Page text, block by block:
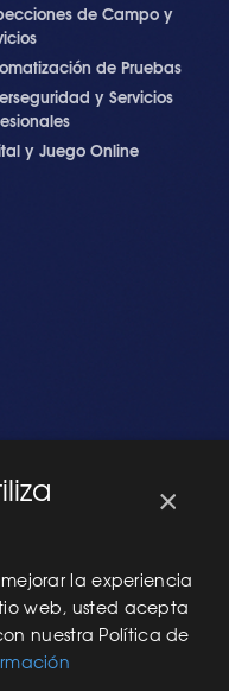
de Campo y
de Pruebas
y Servicios
y Juego Online
×
la experiencia
web, usted acepta
nuestra Política de